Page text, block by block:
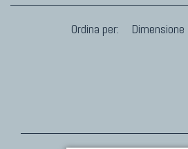
Ordina per: Dimensione